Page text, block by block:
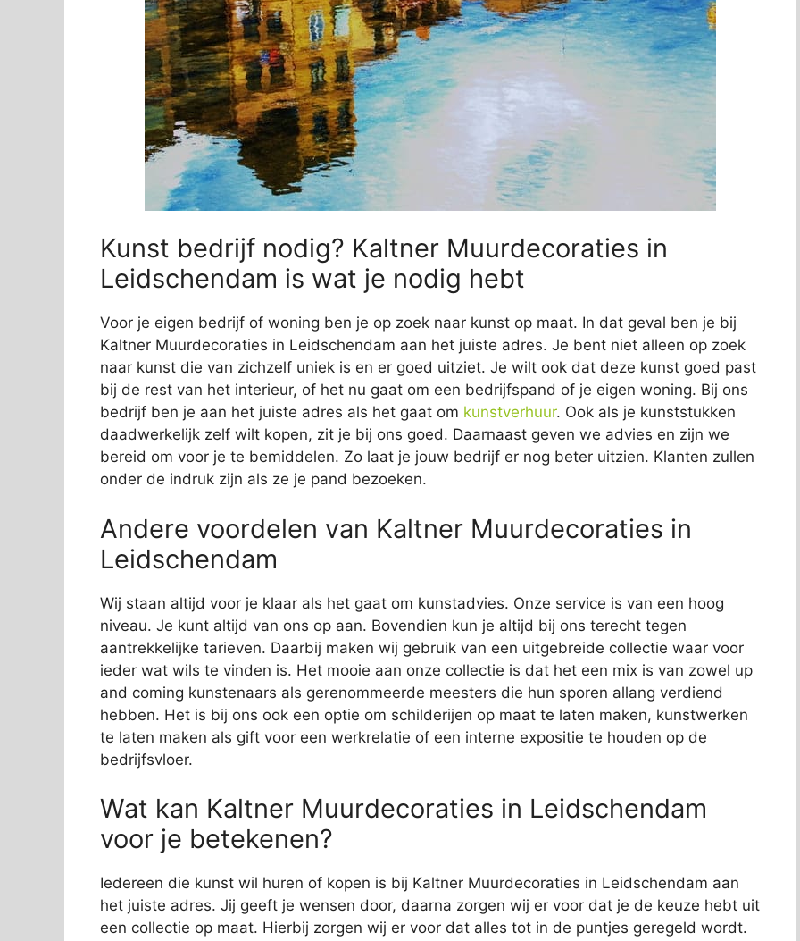
Kunst bedrijf nodig? Kaltner Muurdecoraties in
Leidschendam is wat je nodig hebt
Voor je eigen bedrijf of woning ben je op zoek naar kunst op maat. In dat geval ben je bij
Kaltner Muurdecoraties in Leidschendam aan het juiste adres. Je bent niet alleen op zoek
naar kunst die van zichzelf uniek is en er goed uitziet. Je wilt ook dat deze kunst goed past
bij de rest van het interieur, of het nu gaat om een bedrijfspand of je eigen woning. Bij ons
bedrijf ben je aan het juiste adres als het gaat om kunstverhuur. Ook als je kunststukken
daadwerkelijk zelf wilt kopen, zit je bij ons goed. Daarnaast geven we advies en zijn we
bereid om voor je te bemiddelen. Zo laat je jouw bedrijf er nog beter uitzien. Klanten zullen
onder de indruk zijn als ze je pand bezoeken.
Andere voordelen van Kaltner Muurdecoraties in
Leidschendam
Wij staan altijd voor je klaar als het gaat om kunstadvies. Onze service is van een hoog
niveau. Je kunt altijd van ons op aan. Bovendien kun je altijd bij ons terecht tegen
aantrekkelijke tarieven. Daarbij maken wij gebruik van een uitgebreide collectie waar voor
ieder wat wils te vinden is. Het mooie aan onze collectie is dat het een mix is van zowel up
and coming kunstenaars als gerenommeerde meesters die hun sporen allang verdiend
hebben. Het is bij ons ook een optie om schilderijen op maat te laten maken, kunstwerken
te laten maken als gift voor een werkrelatie of een interne expositie te houden op de
bedrijfsvloer.
Wat kan Kaltner Muurdecoraties in Leidschendam
voor je betekenen?
Iedereen die kunst wil huren of kopen is bij Kaltner Muurdecoraties in Leidschendam aan
het juiste adres. Jij geeft je wensen door, daarna zorgen wij er voor dat je de keuze hebt uit
een collectie op maat. Hierbij zorgen wij er voor dat alles tot in de puntjes geregeld wordt.